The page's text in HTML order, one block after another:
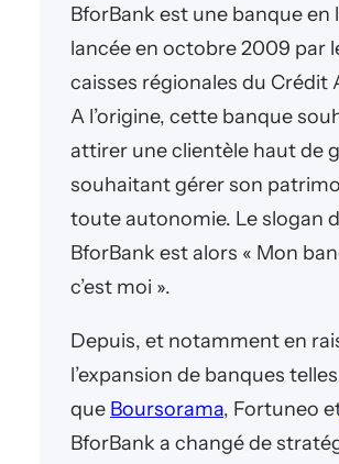
BforBank est une banque en
lancée en octobre 2009 par
caisses régionales du Crédit
A l’origine, cette banque
attirer une clientèle haut de
souhaitant gérer son
toute autonomie. Le slogan
BforBank est alors « Mon
c’est moi ».
Depuis, et notamment en
l’expansion de banques telles
que Boursorama, Fortuneo
BforBank a changé de